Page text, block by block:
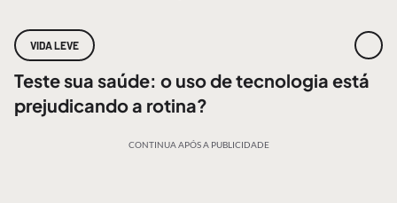
VIDA LEVE
Teste sua saúde: o uso de tecnologia está
prejudicando a rotina?
CONTINUA APÓS A PUBLICIDADE